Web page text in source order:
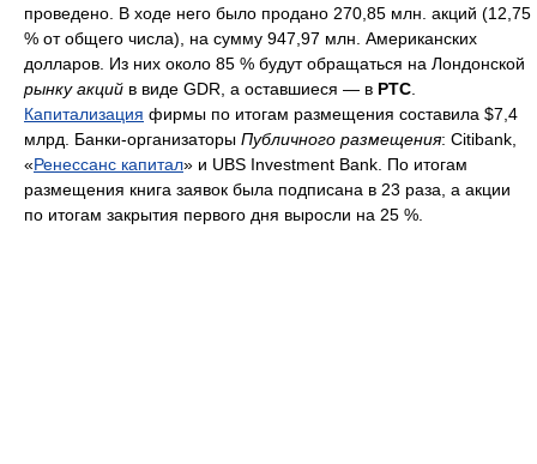
проведено. В ходе него было продано 270,85 млн. акций (12,75
% от общего числа), на сумму 947,97 млн. Американских
долларов. Из них около 85 % будут обращаться на Лондонской
рынку акций в виде GDR, а оставшиеся — в РТС
Капитализация фирмы по итогам размещения составила $7,4
млрд. Банки-организаторы Публичного размещения: Citibank,
«Ренессанс капитал» и UBS Investment Bank. По итогам
размещения книга заявок была подписана в 23 раза, а акции
по итогам закрытия первого дня выросли на 25 %.